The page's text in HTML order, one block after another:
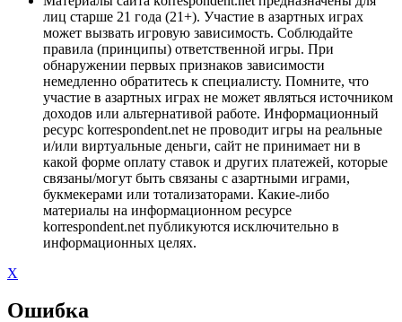
лиц старше 21 года (21+). Участие в азартных играх
может вызвать игровую зависимость. Соблюдайте
правила (принципы) ответственной игры. При
обнаружении первых признаков зависимости
немедленно обратитесь к специалисту. Помните, что
участие в азартных играх не может являться источником
доходов или альтернативой работе. Информационный
ресурс korrespondent.net не проводит игры на реальные
и/или виртуальные деньги, сайт не принимает ни в
какой форме оплату ставок и других платежей, которые
связаны/могут быть связаны с азартными играми,
букмекерами или тотализаторами. Какие-либо
материалы на информационном ресурсе
korrespondent.net публикуются исключительно в
информационных целях.
X
Ошибка